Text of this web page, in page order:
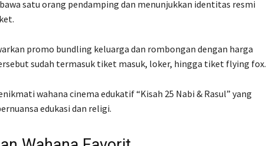
satu orang pendamping dan menunjukkan identitas resmi
promo bundling keluarga dan rombongan dengan harga
sudah termasuk tiket masuk, loker, hingga tiket flying fox.
wahana cinema edukatif “Kisah 25 Nabi & Rasul” yang
edukasi dan religi.